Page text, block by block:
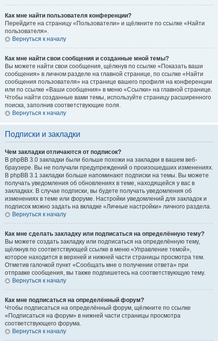
Как мне найти пользователя конференции?
Перейдите на страницу «Пользователи» и щёлкните по ссылке «Найти
пользователя».
Вернуться к началу
Как мне найти свои сообщения и созданные мной темы?
Вы можете найти свои сообщения, щёлкнув по ссылке «Показать ваши
сообщения» в личном разделе на главной странице, по ссылке «Найти
сообщения пользователя» на странице вашего профиля на конференции
или по ссылке «Ваши сообщения» в меню «Ссылки» на главной странице.
Чтобы найти созданные вами темы, используйте страницу расширенного
поиска, заполнив соответствующие поля.
Вернуться к началу
Подписки и закладки
Чем закладки отличаются от подписок?
В phpBB 3.0 закладки были больше похожи на закладки в вашем веб-
браузере. Вы не получали предупреждений о произошедших изменениях.
В phpBB 3.1 закладки больше напоминают подписки на темы. Вы можете
получать уведомления об обновлениях в теме, находящейся у вас в
закладках. В случае подписки, вы будете получать уведомления об
изменениях в теме или форуме. Настройки уведомлений для закладок и
подписок можно задать на вкладке «Личные настройки» личного раздела.
Вернуться к началу
Как мне сделать закладку или подписаться на определённую тему?
Вы можете создать закладку или подписаться на определённую тему,
щёлкнув по соответствующей ссылке в меню «Управление темой»,
которое находится в верхней и нижней части страницы просмотра тем.
Отметив галочкой пункт «Сообщать мне о получении ответа» при
отправке сообщения, вы также подпишетесь на соответствующую тему.
Вернуться к началу
Как мне подписаться на определённый форум?
Чтобы подписаться на определённый форум, щёлкните по ссылке
«Подписаться на форум» в нижней части страницы просмотра
соответствующего форума.
Вернуться к началу